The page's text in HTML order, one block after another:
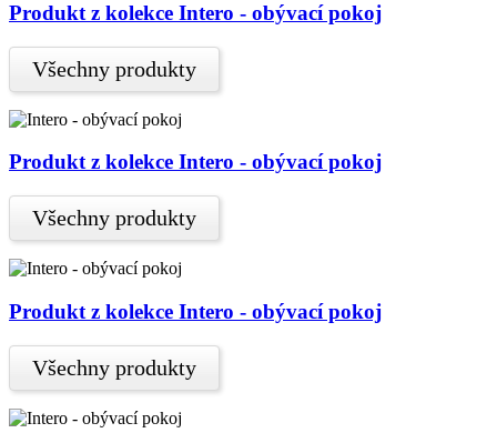
Produkt z kolekce Intero - obývací pokoj
Všechny produkty
Produkt z kolekce Intero - obývací pokoj
Všechny produkty
Produkt z kolekce Intero - obývací pokoj
Všechny produkty